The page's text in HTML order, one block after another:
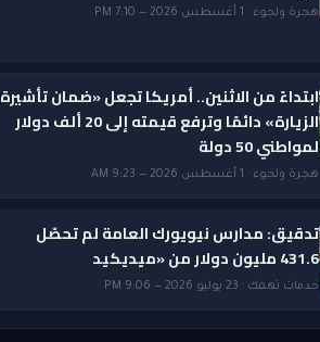
هجرة ولجوء · 1 أغسطس 2026 — 7:10 PM
ابتداءً من الاثنين.. أمريكا تجعل «ضمان تأشيرة
الزيارة» دائمًا وترفع قيمته إلى 20 ألف دولار
لمواطني 50 دولة
هجرة ولجوء · 1 أغسطس 2026 — 9:23 AM
تدقيق: مدارس نيويورك العامة لم تحصّل
431.6 مليون دولار من «ميديكيد
خدمات تهمك · 23 يوليو 2026 — 9:06 PM